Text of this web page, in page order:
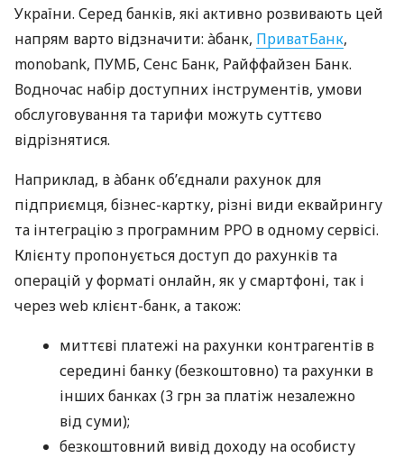
України. Серед банків, які активно розвивають цей
напрям варто відзначити: àбанк, ПриватБанк,
monobank, ПУМБ, Сенс Банк, Райффайзен Банк.
Водночас набір доступних інструментів, умови
обслуговування та тарифи можуть суттєво
відрізнятися.
Наприклад, в àбанк об’єднали рахунок для
підприємця, бізнес-картку, різні види еквайрингу
та інтеграцію з програмним РРО в одному сервісі.
Клієнту пропонується доступ до рахунків та
операцій у форматі онлайн, як у смартфоні, так і
через web клієнт-банк, а також:
миттєві платежі на рахунки контрагентів в
середині банку (безкоштовно) та рахунки в
інших банках (3 грн за платіж незалежно
від суми);
безкоштовний вивід доходу на особисту